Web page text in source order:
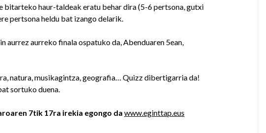
bitarteko haur-taldeak eratu behar dira (5-6 pertsona, gutxi
pertsona heldu bat izango delarik.
aurrez aurreko finala ospatuko da, Abenduaren 5ean,
natura, musikagintza, geografia… Quizz dibertigarria da!
sortuko duena.
7tik 17ra irekia egongo da www.eginttap.eus